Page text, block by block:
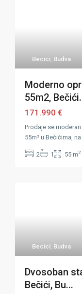
Becici, Budva
Moderno
55m2,
171.990 €
Prodaje se
55m² u Bečićima,
2 1 55 m2
Becici, Budva
Dvosoban
Bečići, Bu...